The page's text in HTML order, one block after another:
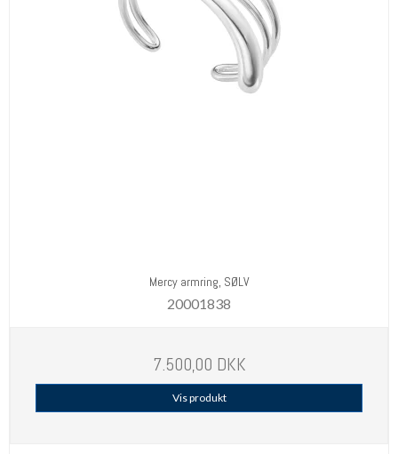
Mercy armring, SØLV
20001838
7.500,00 DKK
Vis produkt